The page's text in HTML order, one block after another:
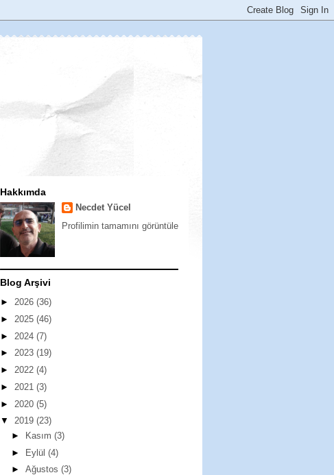
Hakkımda
Necdet Yücel
Profilimin tamamını görüntüle
Blog Arşivi
► 2026 (36)
► 2025 (46)
► 2024 (7)
► 2023 (19)
► 2022 (4)
► 2021 (3)
► 2020 (5)
▼ 2019 (23)
►
Kasım (3)
► Eylül (4)
► Ağustos (3)